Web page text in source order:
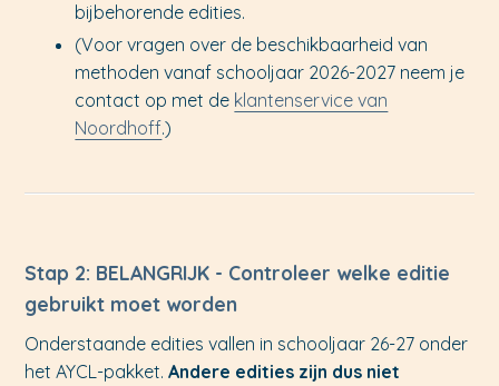
bijbehorende edities.
(Voor vragen over de beschikbaarheid van
methoden vanaf schooljaar 2026-2027 neem je
contact op met de klantenservice van
Noordhoff.)
Stap 2: BELANGRIJK - Controleer welke editie
gebruikt moet worden
Onderstaande edities vallen in schooljaar 26-27 onder
het AYCL-pakket.Andere edities zijn dus niet